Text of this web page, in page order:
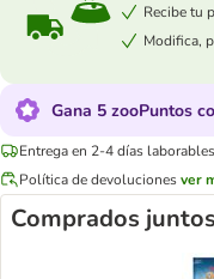
Recibe tu
Modifica,
Gana 5 zooPuntos
Entrega en 2-4 días
Política de devolucionesver
Comprados